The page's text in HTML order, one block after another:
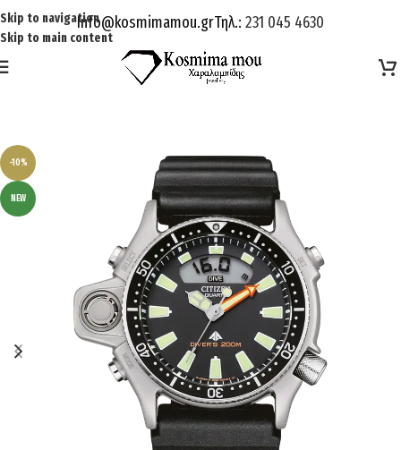
Skip to navigation
Skip to main content
Info@kosmimamou.grΤηλ.: 231 045 4630
-10%
NEW